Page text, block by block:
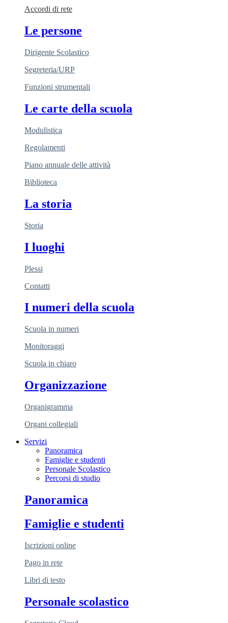
Accordi di rete
Le persone
Dirigente Scolastico
Segreteria/URP
Funzioni strumentali
Le carte della scuola
Modulistica
Regolamenti
Piano annuale delle attività
Biblioteca
La storia
Storia
I luoghi
Plessi
Contatti
I numeri della scuola
Scuola in numeri
Monitoraggi
Scuola in chiaro
Organizzazione
Organigramma
Organi collegiali
Servizi
Panoramica
Famiglie e studenti
Personale Scolastico
Percorsi di studio
Panoramica
Famiglie e studenti
Iscrizioni online
Pago in rete
Libri di testo
Personale scolastico